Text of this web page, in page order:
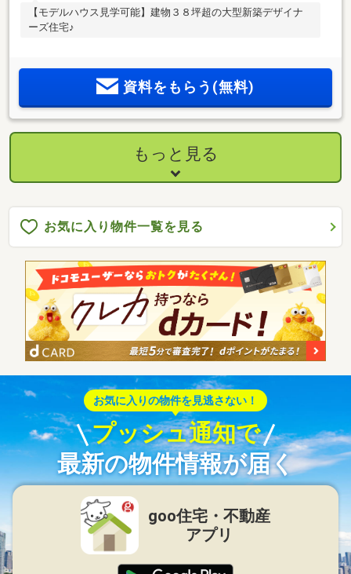
【モデルハウス見学可能】建物３８坪超の大型新築デザイナ
ーズ住宅♪
資料をもらう(無料)
もっと見る
お気に入り物件一覧を見る
お気に入りの物件を見逃さない！
プッシュ通知で
最新の物件情報が届く
goo住宅・不動産
アプリ